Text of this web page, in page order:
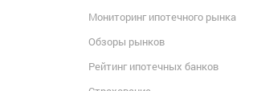
Мониторинг ипотечного рынка
Обзоры рынков
Рейтинг ипотечных банков